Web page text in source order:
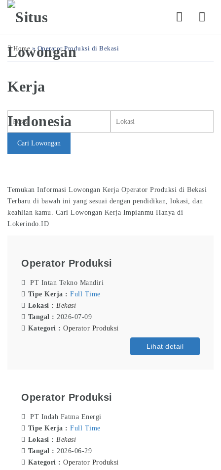
Home » Operator Produksi di Bekasi
Cari Lowongan
Temukan Informasi Lowongan Kerja Operator Produksi di Bekasi
Terbaru di bawah ini yang sesuai dengan pendidikan, lokasi, dan
keahlian kamu. Cari Lowongan Kerja Impianmu Hanya di
Lokerindo.ID
Operator Produksi
PT Intan Tekno Mandiri
Tipe Kerja : Full Time
Lokasi : Bekasi
Tangal : 2026-07-09
Kategori : Operator Produksi
Lihat detail
Operator Produksi
PT Indah Fatma Energi
Tipe Kerja : Full Time
Lokasi : Bekasi
Tangal : 2026-06-29
Kategori : Operator Produksi